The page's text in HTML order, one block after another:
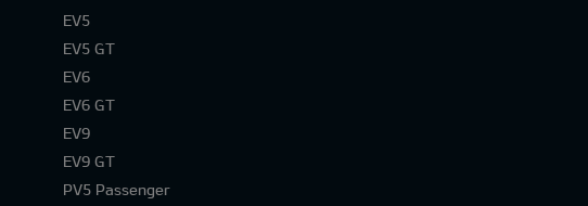
EV5
EV5 GT
EV6
EV6 GT
EV9
EV9 GT
PV5 Passenger